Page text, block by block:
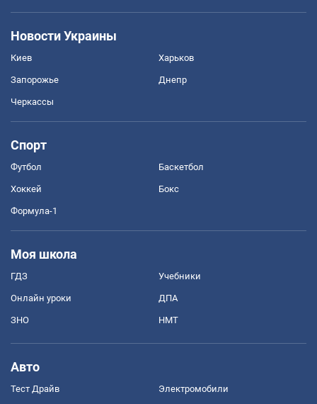
Новости Украины
Киев Харьков
Запорожье Днепр
Черкассы
Спорт
Футбол Баскетбол
Хоккей Бокс
Формула-1
Моя школа
ГДЗ Учебники
Онлайн уроки ДПА
ЗНО НМТ
Авто
Тест Драйв Электромобили